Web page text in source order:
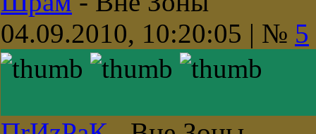
04.09.2010, 10:20:05 | № 5